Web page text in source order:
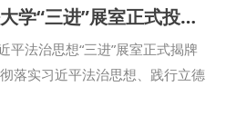
【科学网】西北政法大学“三进”展室正式投入使用
法治思想“三进”展室正式揭牌
落实习近平法治思想、践行立德
室以“理论溯源－核心要义－实